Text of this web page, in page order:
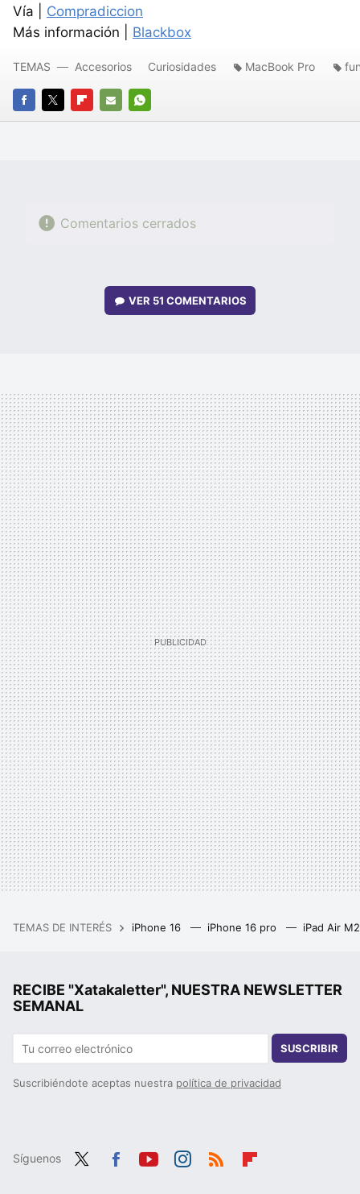
Vía | Compradiccion
Más información | Blackbox
FACEBOOK
TWITTERFLIPBOARD
E-
WHATSAPP
TEMAS Accesorios Curiosidades MacBook Pro
Comentarios cerrados
VER 51 COMENTARIOS
TEMAS DE INTERÉS iPhone 16 iPhone 16 pro iPad Air
RECIBE "Xatakaletter", NUESTRA NEWSLETTER
SEMANAL
SUSCRIBIR
Suscribiéndote aceptas nuestra política de privacidad
Síguenos